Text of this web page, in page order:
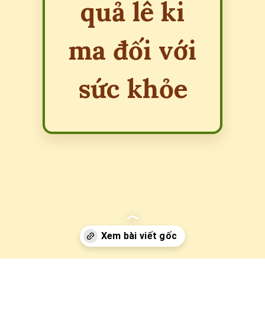
quả lê ki
ma đối với
sức khỏe